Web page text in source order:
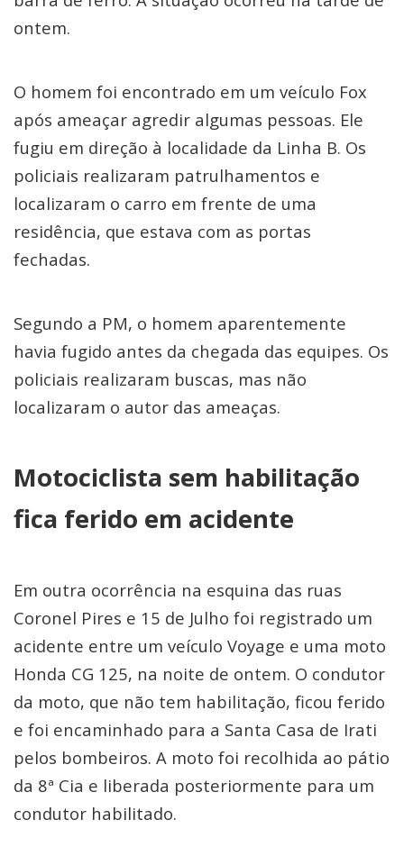
ontem.
O homem foi encontrado em um veículo Fox
após ameaçar agredir algumas pessoas. Ele
fugiu em direção à localidade da Linha B. Os
policiais realizaram patrulhamentos e
localizaram o carro em frente de uma
residência, que estava com as portas
fechadas.
Segundo a PM, o homem aparentemente
havia fugido antes da chegada das equipes. Os
policiais realizaram buscas, mas não
localizaram o autor das ameaças.
Motociclista sem habilitação
fica ferido em acidente
Em outra ocorrência na esquina das ruas
Coronel Pires e 15 de Julho foi registrado um
acidente entre um veículo Voyage e uma moto
Honda CG 125, na noite de ontem. O condutor
da moto, que não tem habilitação, ficou ferido
e foi encaminhado para a Santa Casa de Irati
pelos bombeiros. A moto foi recolhida ao pátio
da 8ª Cia e liberada posteriormente para um
condutor habilitado.